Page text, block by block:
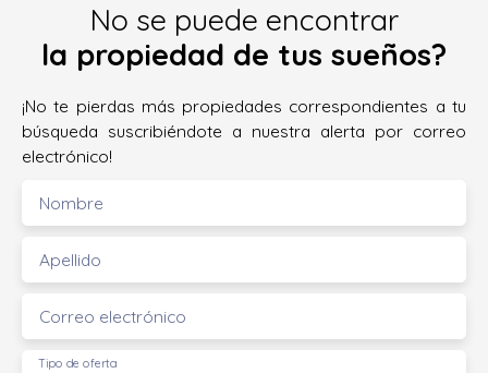
No se puede encontrar
la propiedad de tus sueños?
¡No te pierdas más propiedades correspondientes a tu
búsqueda suscribiéndote a nuestra alerta por correo
electrónico!
Nombre
Apellido
Correo electrónico
Tipo de oferta